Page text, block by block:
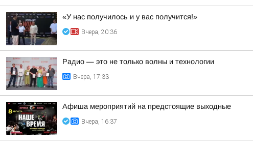
«У нас получилось и у вас получится!»
Вчера, 20:36
Радио — это не только волны и технологии
Вчера, 17:33
Афиша мероприятий на предстоящие выходные
Вчера, 16:37